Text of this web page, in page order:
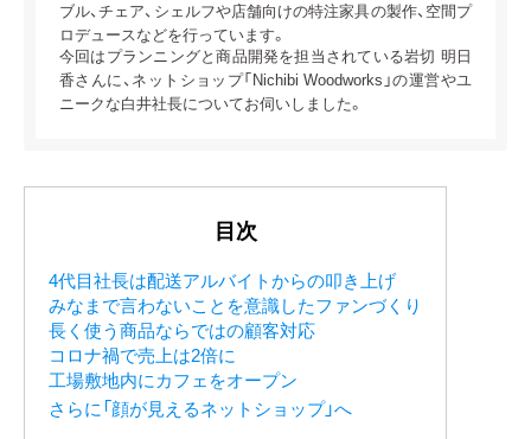
ブル、チェア、シェルフや店舗向けの特注家具の製作、空間プ
ロデュースなどを行っています。
今回はプランニングと商品開発を担当されている岩切 明日
香さんに、ネットショップ「Nichibi Woodworks」の運営やユ
ニークな白井社長についてお伺いしました。
目次
4代目社長は配送アルバイトからの叩き上げ
みなまで言わないことを意識したファンづくり
長く使う商品ならではの顧客対応
コロナ禍で売上は2倍に
工場敷地内にカフェをオープン
さらに「顔が見えるネットショップ」へ